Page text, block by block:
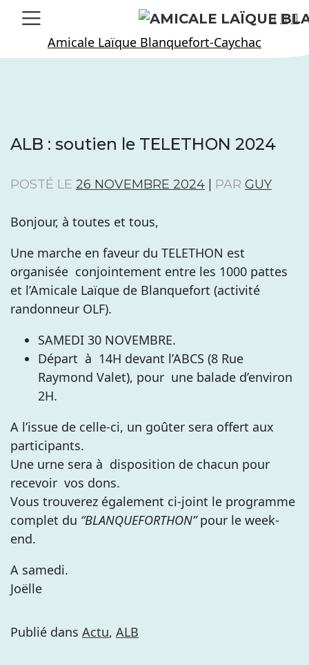
Skip
Amicale Laïque Blanquefort-Caychac
ALB : soutien le TELETHON 2024
POSTÉ LE 26 NOVEMBRE 2024 PAR GUY
Bonjour, à toutes et tous,
Une marche en faveur du TELETHON est
organisée conjointement entre les 1000 pattes
et l’Amicale Laïque de Blanquefort (activité
randonneur OLF).
SAMEDI 30 NOVEMBRE.
Départ à 14H devant l’ABCS (8 Rue
Raymond Valet), pour une balade d’environ
2H.
A l’issue de celle-ci, un goûter sera offert aux
participants.
Une urne sera à disposition de chacun pour
recevoir vos dons.
Vous trouverez également ci-joint le programme
complet du “BLANQUEFORTHON”pour le week-
end.
A samedi.
Joëlle
Publié dans Actu, ALB